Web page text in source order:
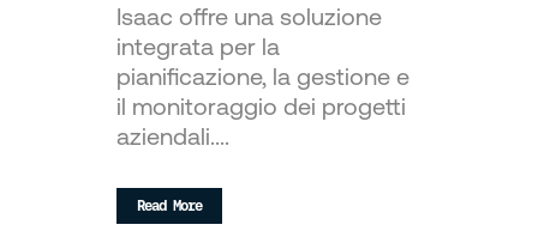
Isaac offre una soluzione
integrata per la
pianificazione, la gestione e
il monitoraggio dei progetti
aziendali....
Read More